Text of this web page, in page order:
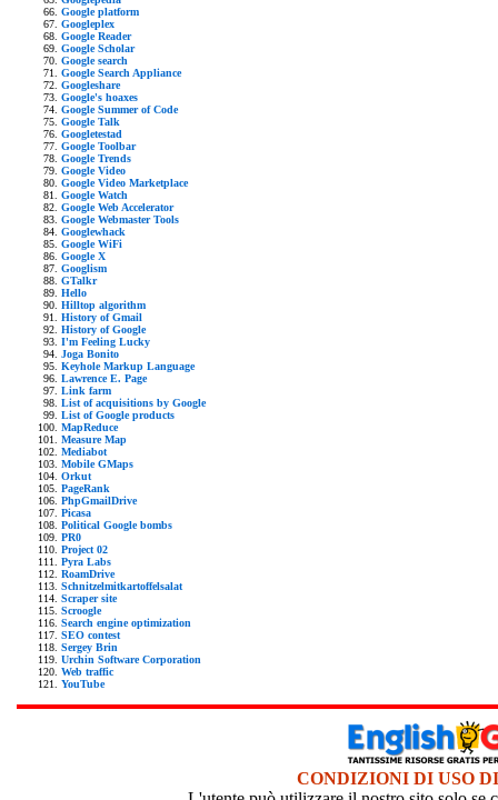
Google platform
Googleplex
Google Reader
Google Scholar
Google search
Google Search Appliance
Googleshare
Google's hoaxes
Google Summer of Code
Google Talk
Googletestad
Google Toolbar
Google Trends
Google Video
Google Video Marketplace
Google Watch
Google Web Accelerator
Google Webmaster Tools
Googlewhack
Google WiFi
Google X
Googlism
GTalkr
Hello
Hilltop algorithm
History of Gmail
History of Google
I'm Feeling Lucky
Joga Bonito
Keyhole Markup Language
Lawrence E. Page
Link farm
List of acquisitions by Google
List of Google products
MapReduce
Measure Map
Mediabot
Mobile GMaps
Orkut
PageRank
PhpGmailDrive
Picasa
Political Google bombs
PR0
Project 02
Pyra Labs
RoamDrive
Schnitzelmitkartoffelsalat
Scraper site
Scroogle
Search engine optimization
SEO contest
Sergey Brin
Urchin Software Corporation
Web traffic
YouTube
CONDIZIONI DI USO